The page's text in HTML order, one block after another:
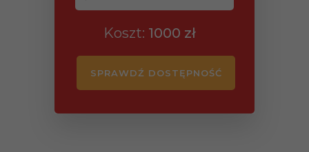
Koszt: 1000 zł
SPRAWDŹ DOSTĘPNOŚĆ